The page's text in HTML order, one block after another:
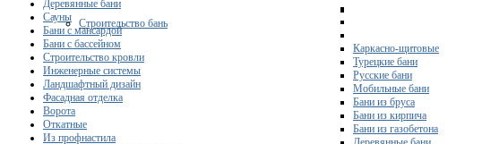
Строительство бань
Каркасно-щитовые
Турецкие бани
Русские бани
Мобильные бани
Бани из бруса
Бани из кирпича
Бани из газобетона
Деревянные бани
Сауны
Бани с мансардой
Бани с бассейном
Строительство кровли
Инженерные системы
Ландшафтный дизайн
Фасадная отделка
Ворота
Откатные
Из профнастила